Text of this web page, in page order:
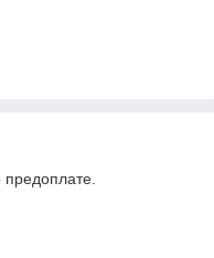
предоплате.